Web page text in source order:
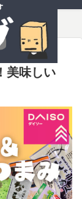
美味しい